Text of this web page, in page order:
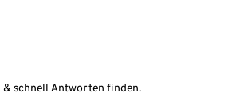
schnell Antworten finden.